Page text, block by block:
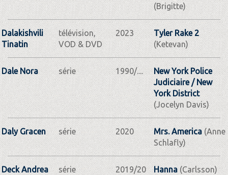
(Brigitte)
Dalakishvili
Tinatin
télévision,
VOD & DVD
2023
Tyler Rake 2
(Ketevan)
Dale Nora série 1990/....
New York Police
Judiciaire / New
York District
(Jocelyn Davis)
Daly Gracen série 2020 Mrs. America(Anne
Schlafly)
Deck Andrea série
2019/20
Hanna(Carlsson)